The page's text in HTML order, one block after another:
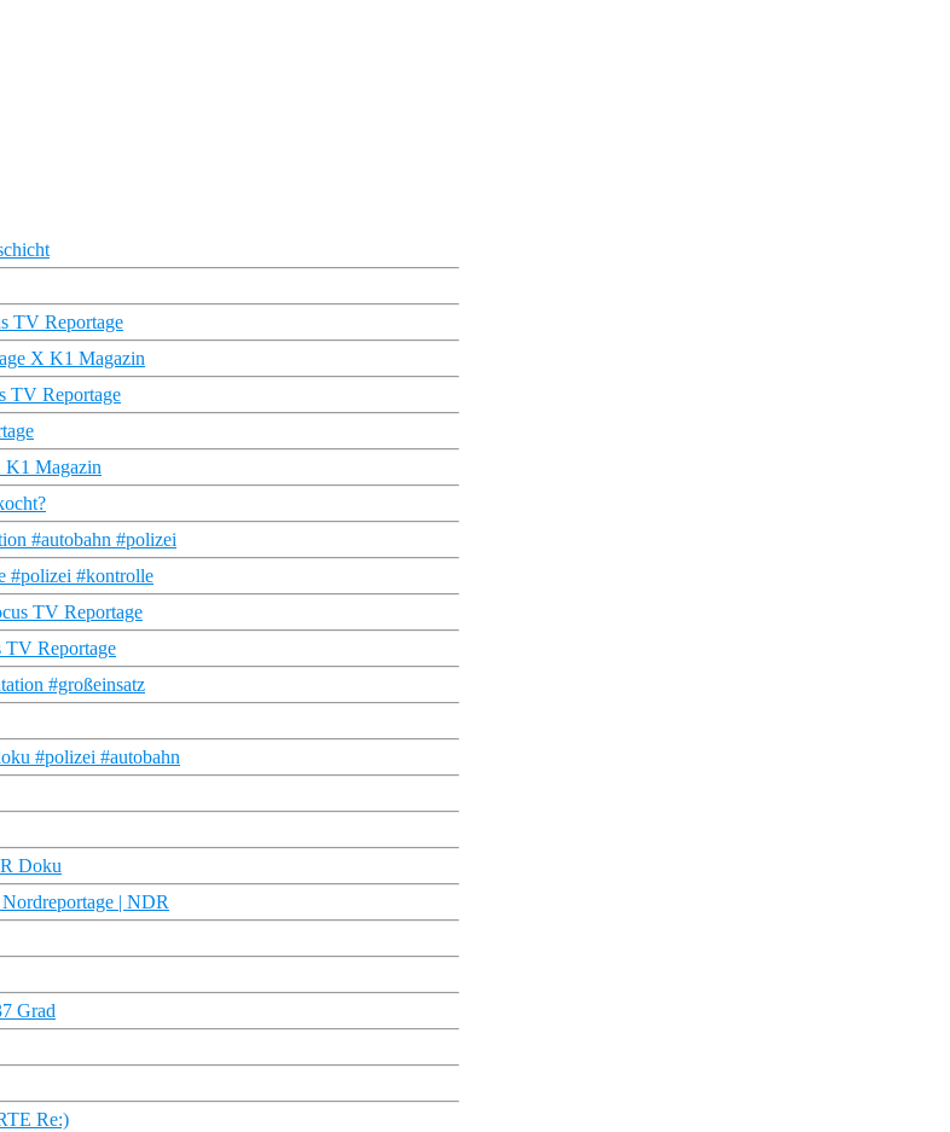
TV Reportage
X K1 Magazin
TV Reportage
K1 Magazin
#autobahn #polizei
#polizei #kontrolle
TV Reportage
TV Reportage
#großeinsatz
#polizei #autobahn
Doku
| NDR
Grad
Re:)